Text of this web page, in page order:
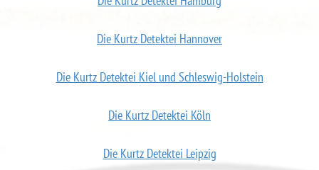
Die Kurtz Detektei Hannover
Die Kurtz Detektei Kiel und Schleswig-Holstein
Die Kurtz Detektei Köln
Die Kurtz Detektei Leipzig